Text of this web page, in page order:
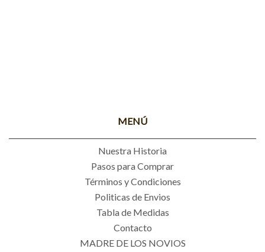
MENÚ
Nuestra Historia
Pasos para Comprar
Términos y Condiciones
Politicas de Envios
Tabla de Medidas
Contacto
MADRE DE LOS NOVIOS